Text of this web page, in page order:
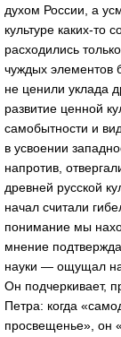
духом России, а
культуре каких-то
расходились
чуждых элементов
не ценили уклада
развитие ценной
самобытности и
в усвоении
напротив,
древней русской
начал считали
понимание мы
мнение
науки — ощущал
Он подчеркивает,
Петра: когда
просвещенье», он